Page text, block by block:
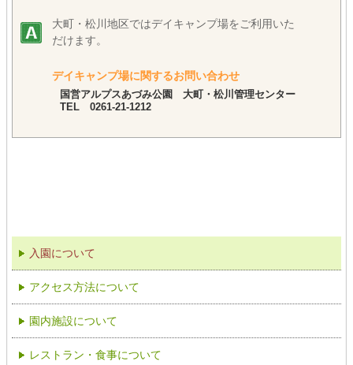
大町・松川地区ではデイキャンプ場をご利用いた
だけます。
デイキャンプ場に関するお問い合わせ
国営アルプスあづみ公園 大町・松川管理センター
TEL 0261-21-1212
入園について
アクセス方法について
園内施設について
レストラン・食事について